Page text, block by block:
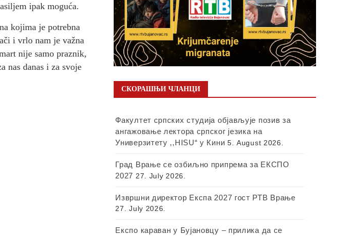
ipak moguća.
kojima je potrebna
i vrlo nam je važna
nije samo praznik,
nas danas i za svoje
СКОРАШЊИ ЧЛАНЦИ
Факултет српских студија објављује позив за
ангажовање лектора српског језика на
Универзитету ,,HISU“ у Кини 5. August 2026.
Град Врање се озбиљно припрема за ЕКСПО
2027 27. July 2026.
Извршни директор Експа 2027 гост РТВ Врање
27. July 2026.
Експо караван у Бујановцу – прилика да се